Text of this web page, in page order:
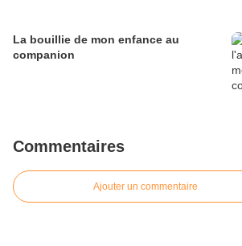
La bouillie de mon enfance au
companion
Commentaires
Ajouter un commentaire